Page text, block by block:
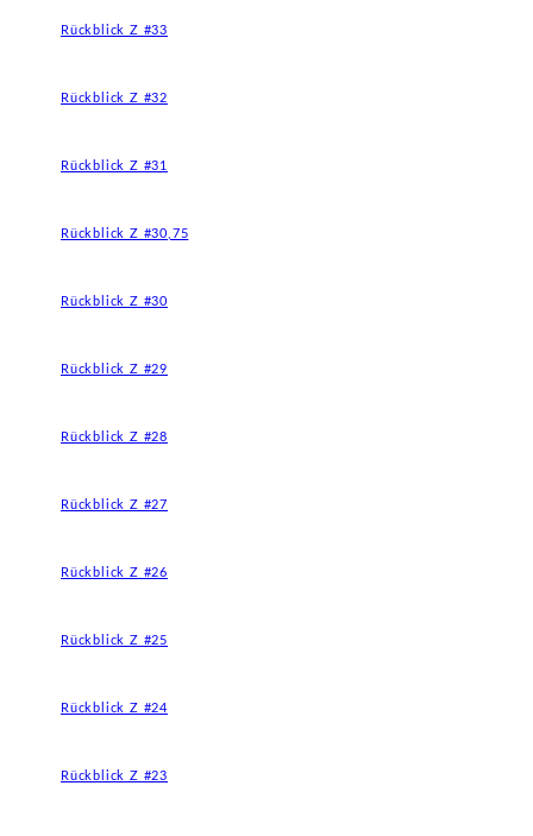
Rückblick Z #33
Rückblick Z #32
Rückblick Z #31
Rückblick Z #30,75
Rückblick Z #30
Rückblick Z #29
Rückblick Z #28
Rückblick Z #27
Rückblick Z #26
Rückblick Z #25
Rückblick Z #24
Rückblick Z #23